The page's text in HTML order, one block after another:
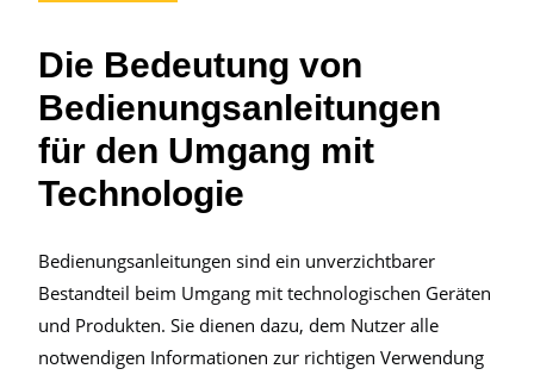
Die Bedeutung von
Bedienungsanleitungen
für den Umgang mit
Technologie
Bedienungsanleitungen sind ein unverzichtbarer
Bestandteil beim Umgang mit technologischen Geräten
und Produkten. Sie dienen dazu, dem Nutzer alle
notwendigen Informationen zur richtigen Verwendung